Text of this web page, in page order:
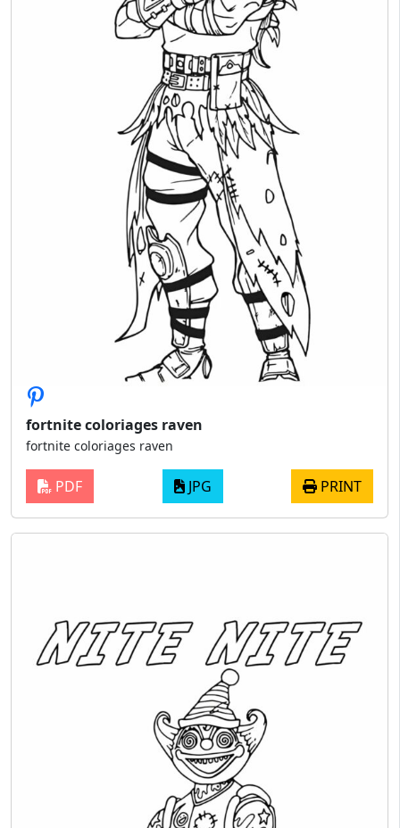
fortnite coloriages raven
fortnite coloriages raven
PDF JPG PRINT